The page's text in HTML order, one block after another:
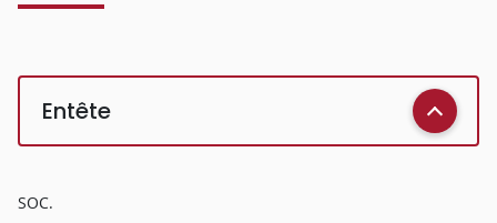
Entête
SOC.